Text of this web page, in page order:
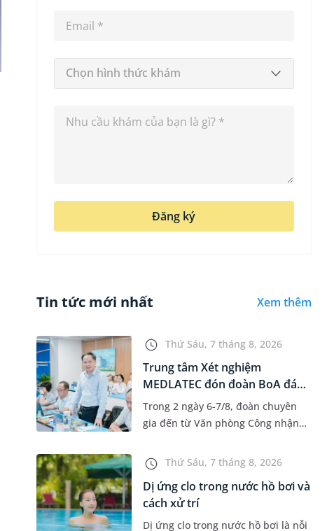
Chọn hình thức khám
Đăng ký
Tin tức mới nhất Xem thêm
Thứ Sáu, 7 tháng 8, 2026
Trung tâm Xét nghiệm
MEDLATEC đón đoàn BoA đánh
giá giám...
Trong 2 ngày 6-7/8, đoàn chuyên
gia đến từ Văn phòng Công nhận
nhận và đánh giá cao nỗ lực duy trì
hệ thống quản lý chất lượ...
Thứ Sáu, 7 tháng 8, 2026
Dị ứng clo trong nước hồ bơi và
cách xử trí
Dị ứng clo trong nước hồ bơi là nỗi